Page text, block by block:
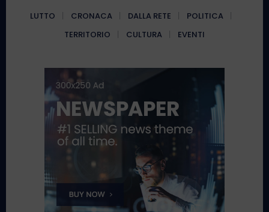
LUTTO CRONACA DALLA RETE
POLITICA
TERRITORIO
CULTURA EVENTI